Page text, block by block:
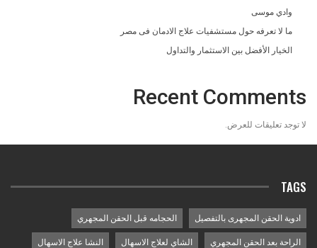
وادي موسى
ما لا تعرفه حول مستشفيات علاج الادمان فى مصر
الخيار الأفضل بين الاستثمار والتداول
Recent Comments
لا توجد تعليقات للعرض.
TAGS
ادوية الحقن المجهرى بالتفصيل الحجامه قبل الحقن المجهري
الراحة بعد الحقن المجهري الشاي لعلاج الاسهال النشا علاج الاسهال